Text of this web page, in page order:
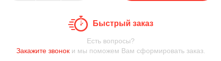
Быстрый заказ
Есть вопросы?
Закажите звоноки мы поможем Вам сформировать заказ.